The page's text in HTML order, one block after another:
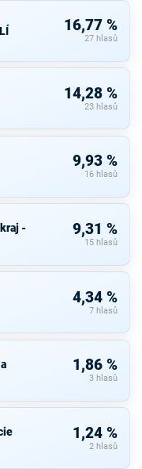
16,77 %
27 hlasů
14,28 %
23 hlasů
9,93 %
16 hlasů
-
9,31 %
15 hlasů
4,34 %
7 hlasů
1,86 %
3 hlasů
1,24 %
2 hlasů